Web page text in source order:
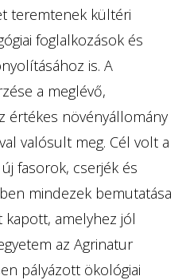
teremtenek kültéri
foglalkozások és
is. A
a meglévő,
értékes növényállomány
valósult meg. Cél volt a
fasorok, cserjék és
mindezek bemutatása
kapott, amelyhez jól
az Agrinatur
pályázott ökológiai